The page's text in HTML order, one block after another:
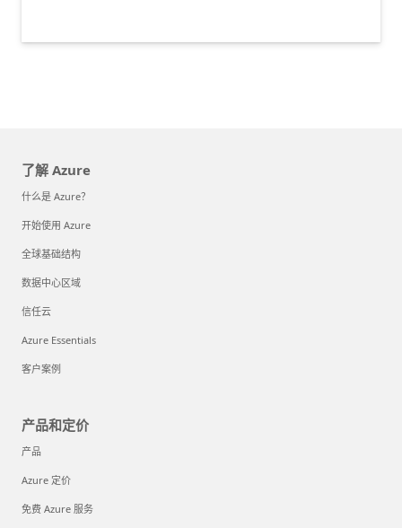
了解 Azure
什么是 Azure？
开始使用 Azure
全球基础结构
数据中心区域
信任云
Azure Essentials
客户案例
产品和定价
产品
Azure 定价
免费 Azure 服务